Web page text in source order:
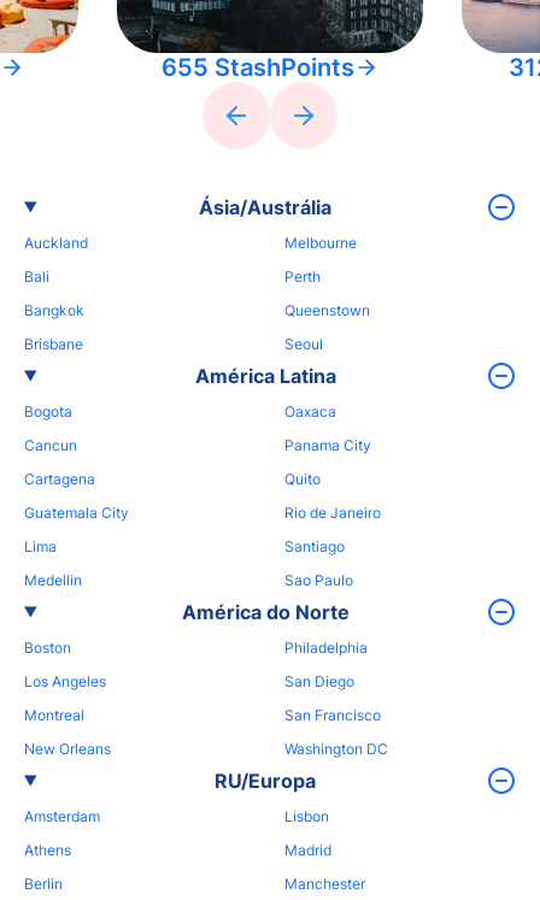
655 StashPoints
Ásia/Austrália
Auckland
Bali
Bangkok
Brisbane
Melbourne
Perth
Queenstown
Seoul
América Latina
Bogota
Cancun
Cartagena
Guatemala City
Lima
Medellin
Oaxaca
Panama City
Quito
Rio de Janeiro
Santiago
Sao Paulo
América do Norte
Boston
Los Angeles
Montreal
New Orleans
Philadelphia
San Diego
San Francisco
Washington DC
RU/Europa
Amsterdam
Athens
Berlin
Lisbon
Madrid
Manchester